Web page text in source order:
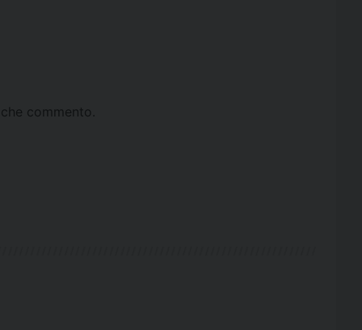
commento.